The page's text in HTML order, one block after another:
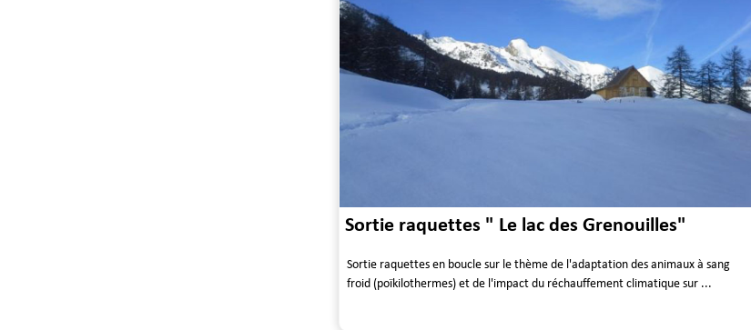
Sortie raquettes " Le lac des Grenouilles"
Sortie raquettes en boucle sur le thème de l'adaptation des animaux à sang
froid (poïkilothermes) et de l'impact du réchauffement climatique sur ...